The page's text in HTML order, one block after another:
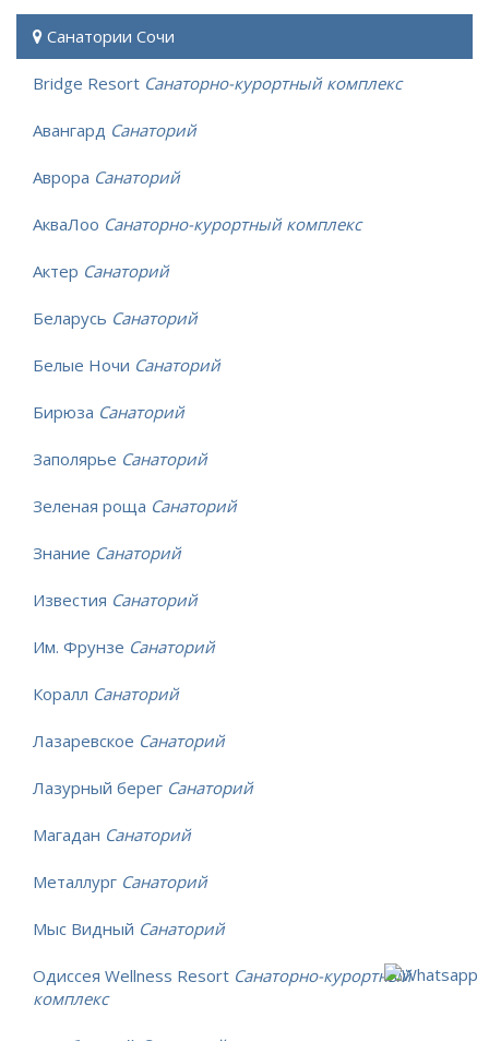
Санатории Сочи
Bridge Resort Санаторно-курортный комплекс
Авангард Санаторий
Аврора Санаторий
АкваЛоо Санаторно-курортный комплекс
Актер Санаторий
Беларусь Санаторий
Белые Ночи Санаторий
Бирюза Санаторий
Заполярье Санаторий
Зеленая роща Санаторий
Знание Санаторий
Известия Санаторий
Им. Фрунзе Санаторий
Коралл Санаторий
Лазаревское Санаторий
Лазурный берег Санаторий
Магадан Санаторий
Металлург Санаторий
Мыс Видный Санаторий
Одиссея Wellness Resort Санаторно-курортный
комплекс